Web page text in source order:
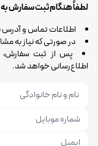
لطفاً هنگام ثبت سفارش به
اطلاعات تماس و
در صورتی که نیاز به
پس از ثبت سفارش،
اطلاع‌رسانی خواهد شد.